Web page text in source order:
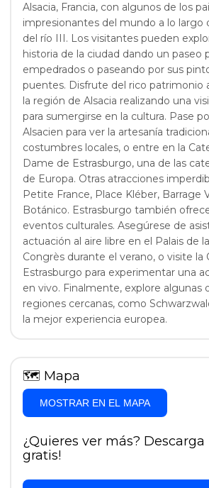
Alsacia, Francia, con algunos de los
impresionantes del mundo a lo largo
del río III. Los visitantes pueden
historia de la ciudad dando un paseo
empedrados o paseando por sus
puentes. Disfrute del rico patrimonio
la región de Alsacia realizando una
para sumergirse en la cultura. Pase
Alsacien para ver la artesanía
costumbres locales, o entre en la
Dame de Estrasburgo, una de las
de Europa. Otras atracciones
Petite France, Place Kléber, Barrage
Botánico. Estrasburgo también
eventos culturales. Asegúrese de
actuación al aire libre en el Palais de
Congrès durante el verano, o visite la
Estrasburgo para experimentar una
en vivo. Finalmente, explore algunas
regiones cercanas, como
la mejor experiencia europea.
🗺 Mapa
MOSTRAR EN EL MAPA
¿Quieres ver más? Descarga
gratis!